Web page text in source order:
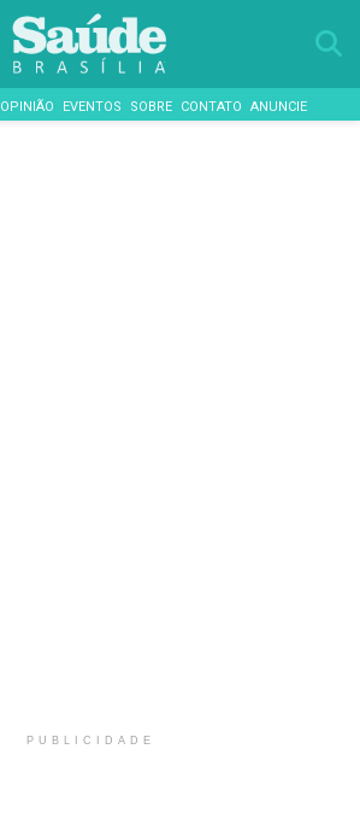
OPINIÃO EVENTOS SOBRE CONTATO ANUNCIE
PUBLICIDADE